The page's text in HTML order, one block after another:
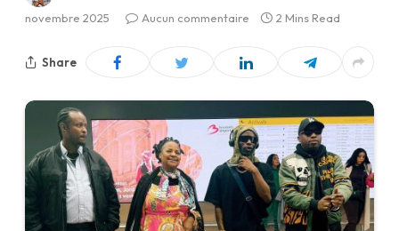
novembre 2025
Aucun commentaire 2 Mins Read
Share